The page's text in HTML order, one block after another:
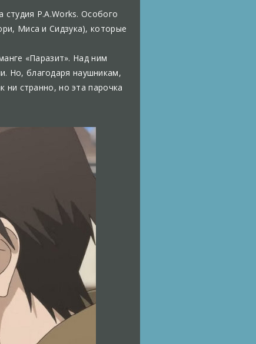
студия P.A.Works. Особого
Миса и Сидзука), которые
«Паразит». Над ним
Но, благодаря наушникам,
ни странно, но эта парочка